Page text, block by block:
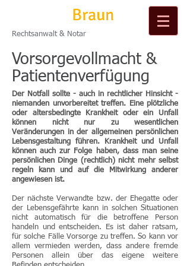
Braun
Rechtsanwalt & Notar
Vorsorgevollmacht &
Patientenverfügung
Der Notfall sollte - auch in rechtlicher Hinsicht -
niemanden unvorbereitet treffen. Eine plötzliche
oder altersbedingte Krankheit oder ein Unfall
können nicht nur zu wesentlichen
Veränderungen in der allgemeinen persönlichen
Lebensgestaltung führen. Krankheit und Unfall
können auch zur Folge haben, dass man seine
persönlichen Dinge (rechtlich) nicht mehr selbst
regeln kann und auf die Mitwirkung anderer
angewiesen ist.
Der nächste Verwandte bzw. der Ehegatte oder
der Lebensgefährte kann in solchen Situationen
nicht automatisch für die betroffene Person
handeln und entscheiden. Es ist daher ratsam,
für solche Fälle Vorsorge zu treffen. So kann vor
allem vermieden werden, dass andere fremde
Personen allein über das eigene weitere